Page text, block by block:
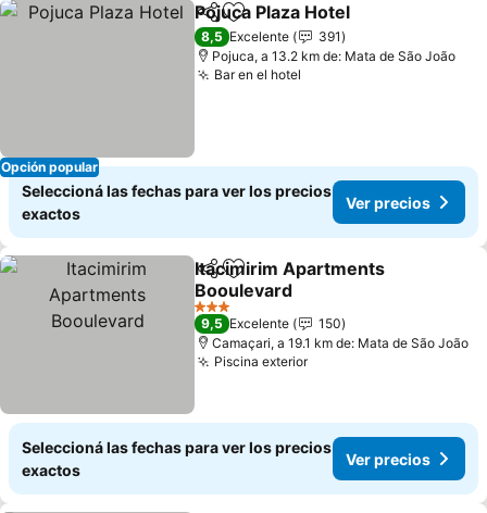
Opción popular
CompartirAñadir a favoritos
Pojuca Plaza Hotel
8,5 Excelente
391
Pojuca, a 13.2 km de: Mata de São João
Bar en el hotel
Seleccioná las fechas para ver los precios
exactos
Ver precios
CompartirAñadir a favoritos
Itacimirim Apartments
Booulevard
Ver precios
3 Estrellas
9,5 Excelente
150
Camaçari, a 19.1 km de: Mata de São João
Piscina exteriorVer precios
Seleccioná las fechas para ver los precios
exactos
Ver precios